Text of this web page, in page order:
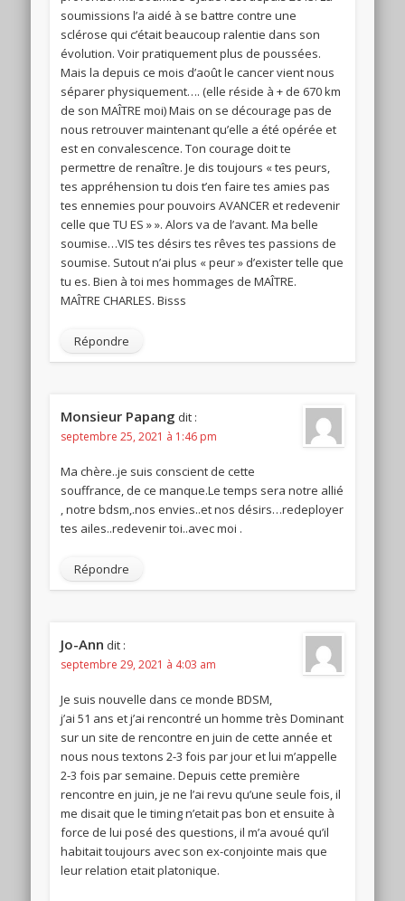
soumissions l’a aidé à se battre contre une
sclérose qui c’était beaucoup ralentie dans son
évolution. Voir pratiquement plus de poussées.
Mais la depuis ce mois d’août le cancer vient nous
séparer physiquement…. (elle réside à + de 670 km
de son MAÎTRE moi) Mais on se décourage pas de
nous retrouver maintenant qu’elle a été opérée et
est en convalescence. Ton courage doit te
permettre de renaître. Je dis toujours « tes peurs,
tes appréhension tu dois t’en faire tes amies pas
tes ennemies pour pouvoirs AVANCER et redevenir
celle que TU ES » ». Alors va de l’avant. Ma belle
soumise…VIS tes désirs tes rêves tes passions de
soumise. Sutout n’ai plus « peur » d’exister telle que
tu es. Bien à toi mes hommages de MAÎTRE.
MAÎTRE CHARLES. Bisss
Répondre
Monsieur Papang dit :
septembre 25, 2021 à 1:46 pm
Ma chère..je suis conscient de cette
souffrance, de ce manque.Le temps sera notre allié
, notre bdsm,.nos envies..et nos désirs…redeployer
tes ailes..redevenir toi..avec moi .
Répondre
Jo-Ann dit :
septembre 29, 2021 à 4:03 am
Je suis nouvelle dans ce monde BDSM,
j’ai 51 ans et j’ai rencontré un homme très Dominant
sur un site de rencontre en juin de cette année et
nous nous textons 2-3 fois par jour et lui m’appelle
2-3 fois par semaine. Depuis cette première
rencontre en juin, je ne l’ai revu qu’une seule fois, il
me disait que le timing n’etait pas bon et ensuite à
force de lui posé des questions, il m’a avoué qu’il
habitait toujours avec son ex-conjointe mais que
leur relation etait platonique.